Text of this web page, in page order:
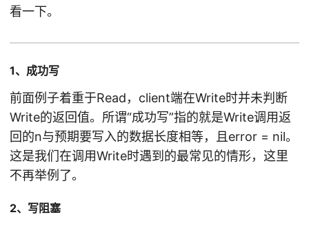
看一下。
1、成功写
前面例子着重于Read，client端在Write时并未判断
Write的返回值。所谓“成功写”指的就是Write调用返
回的n与预期要写入的数据长度相等，且error = nil。
这是我们在调用Write时遇到的最常见的情形，这里
不再举例了。
2、写阻塞